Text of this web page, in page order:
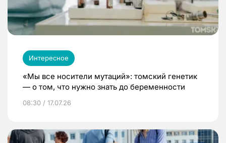
Интересное
«Мы все носители мутаций»: томский генетик
— о том, что нужно знать до беременности
08:30 / 17.07.26